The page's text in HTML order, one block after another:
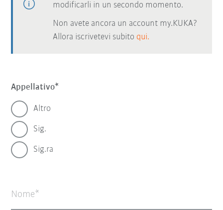
modificarli in un secondo momento.
Non avete ancora un account my.KUKA?
Allora iscrivetevi subito qui.
Appellativo
Altro
Sig.
Sig.ra
Nome